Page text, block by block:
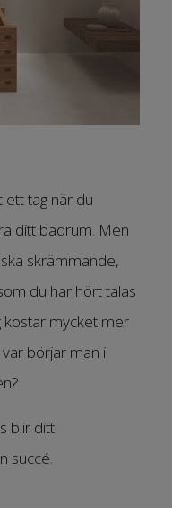
ett tag när du
ditt badrum. Men
skrämmande,
du har hört talas
mycket mer
börjar man i
blir ditt
succé.